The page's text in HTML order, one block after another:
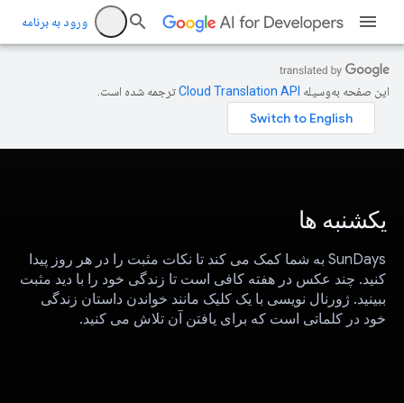
ورود به برنامه
این صفحه به‌وسیله ترجمه شده است.
یکشنبه ها
SunDays به شما کمک می کند تا نکات مثبت را در هر روز پیدا
کنید. چند عکس در هفته کافی است تا زندگی خود را با دید مثبت
ببینید. ژورنال نویسی با یک کلیک مانند خواندن داستان زندگی
خود در کلماتی است که برای یافتن آن تلاش می کنید.